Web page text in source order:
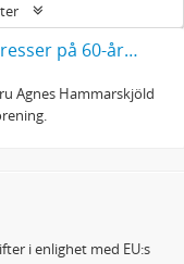
Agnes Hammarskjöld. Hyllningsadresser på 60-årsdagen
Agnes Hammarskjöld
i enlighet med EU:s